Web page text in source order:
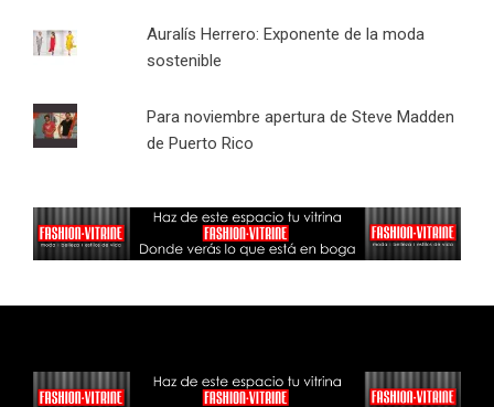
Auralís Herrero: Exponente de la moda
sostenible
Para noviembre apertura de Steve Madden
de Puerto Rico